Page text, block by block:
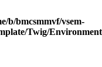
b/bmcsmmvf/vsem-
Twig/